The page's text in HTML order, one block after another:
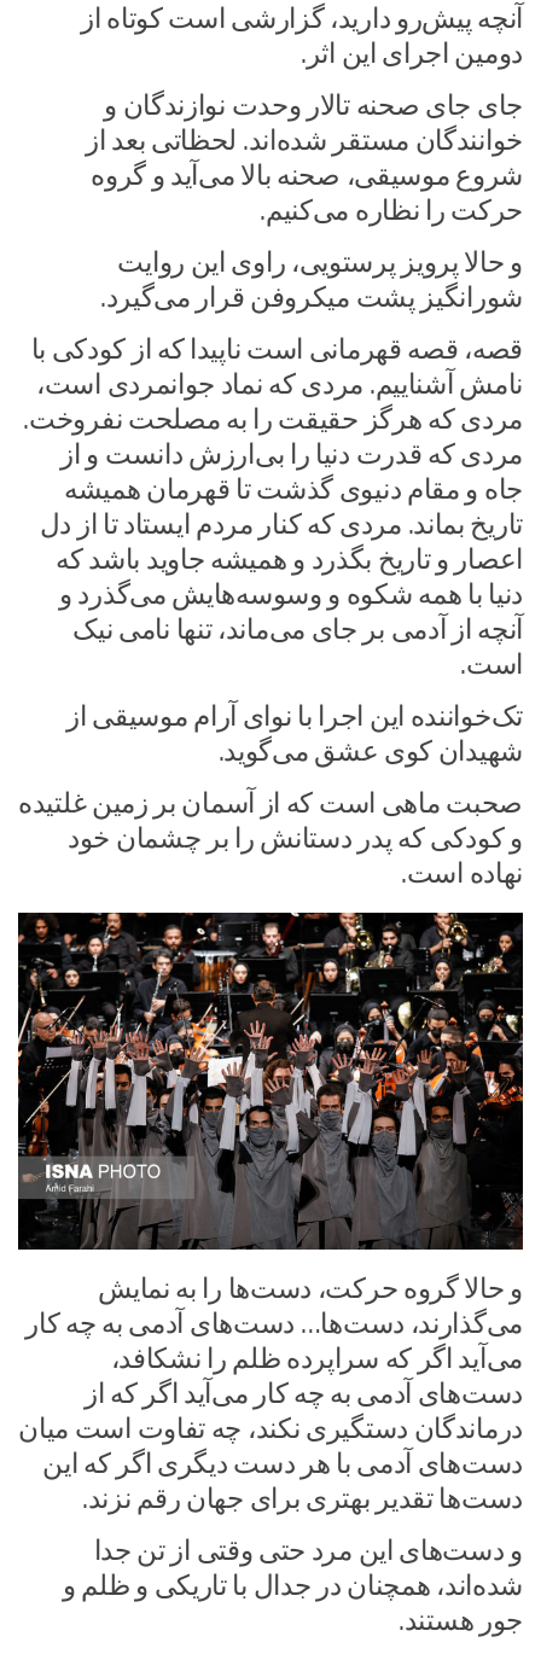
آنچه پیش‌رو دارید، گزارشی است کوتاه از
دومین اجرای این اثر.
جای جای صحنه تالار وحدت نوازندگان و
خوانندگان مستقر شده‌اند. لحظاتی بعد از
شروع موسیقی، صحنه بالا می‌آید و گروه
حرکت را نظاره می‌کنیم.
و حالا پرویز پرستویی، راوی این روایت
شورانگیز پشت میکروفن قرار می‌گیرد.
قصه، قصه قهرمانی است ناپیدا که از کودکی با
نامش آشناییم. مردی که نماد جوانمردی است،
مردی که هرگز حقیقت را به مصلحت نفروخت.
مردی که قدرت دنیا را بی‌ارزش دانست و از
جاه و مقام دنیوی گذشت تا قهرمان همیشه
تاریخ بماند. مردی که کنار مردم ایستاد تا از دل
اعصار و تاریخ بگذرد و همیشه جاوید باشد که
دنیا با همه شکوه و وسوسه‌هایش می‌گذرد و
آنچه از آدمی بر جای می‌ماند، تنها نامی نیک
است.
تک‌خواننده این اجرا با نوای آرام موسیقی از
شهیدان کوی عشق می‌گوید.
صحبت ماهی است که از آسمان بر زمین غلتیده
و کودکی که پدر دستانش را بر چشمان خود
نهاده است.
و حالا گروه حرکت، دست‌ها را به نمایش
می‌گذارند، دست‌ها… دست‌های آدمی به چه کار
می‌آید اگر که سراپرده ظلم را نشکافد،
دست‌های آدمی به چه کار می‌آید اگر که از
درماندگان دستگیری نکند، چه تفاوت است میان
دست‌های آدمی با هر دست دیگری اگر که این
دست‌ها تقدیر بهتری برای جهان رقم نزند.
و دست‌های این مرد حتی وقتی از تن جدا
شده‌اند، همچنان در جدال با تاریکی و ظلم و
جور هستند.